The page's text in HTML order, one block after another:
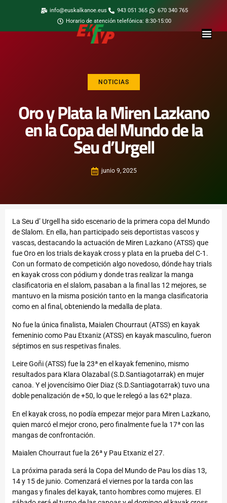
info@euskalkanoe.eus 943 051 365
670 340 765
Horario de atención telefónica: 8:30-15:00
NOTICIAS
Oro y Plata la Miren Lazkano
en la Copa del Mundo de la
Seu d’Urgell
junio 9, 2025
La Seu d’ Urgell ha sido escenario de la primera copa del Mundo
de Slalom. En ella, han participado seis deportistas vascos y
vascas, destacando la actuación de Miren Lazkano (ATSS) que
fue Oro en los trials de kayak cross y plata en la prueba del C-1.
Con un formato de competición algo novedoso, dónde hay trials
en kayak cross con pódium y donde tras realizar la manga
clasificatoria en el slalom, pasaban a la final las 12 mejores, se
mantuvo en la misma posición tanto en la manga clasificatoria
como en al final, obteniendo la medalla de plata.
No fue la única finalista, Maialen Chourraut (ATSS) en kayak
femeninio como Pau Etxaniz (ATSS) en kayak masculino, fueron
séptimos en sus respetivas finales.
Leire Goñi (ATSS) fue la 23ª en el kayak femenino, mismo
resultados para Klara Olazabal (S.D.Santiagotarrak) en mujer
canoa. Y el jovencísimo Oier Diaz (S.D.Santiagotarrak) tuvo una
doble penalización de +50, lo que le relegó a las 62ª plaza.
En el kayak cross, no podía empezar mejor para Miren Lazkano,
quien marcó el mejor crono, pero finalmente fue la 17ª con las
mangas de confrontación.
Maialen Chourraut fue la 26ª y Pau Etxaniz el 27.
La próxima parada será la Copa del Mundo de Pau los días 13,
14 y 15 de junio. Comenzará el viernes por la tarda con las
mangas y finales del kayak, tanto hombres como mujeres. El